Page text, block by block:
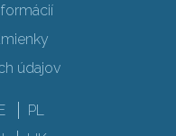
údajov
PL